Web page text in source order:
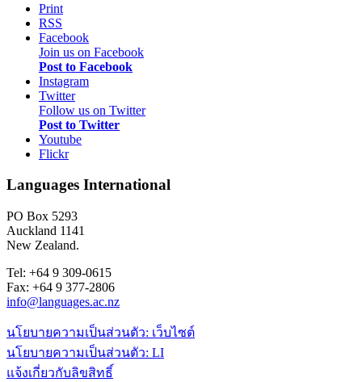
Print
RSS
Facebook
Join us on Facebook
Post to Facebook
Instagram
Twitter
Follow us on Twitter
Post to Twitter
Youtube
Flickr
Languages International
PO Box 5293
Auckland 1141
New Zealand.
Tel: +64 9 309-0615
Fax: +64 9 377-2806
info@languages.ac.nz
นโยบายความเป็นส่วนตัว: เว็บไซต์
นโยบายความเป็นส่วนตัว: LI
แจ้งเกี่ยวกับลิขสิทธิ์